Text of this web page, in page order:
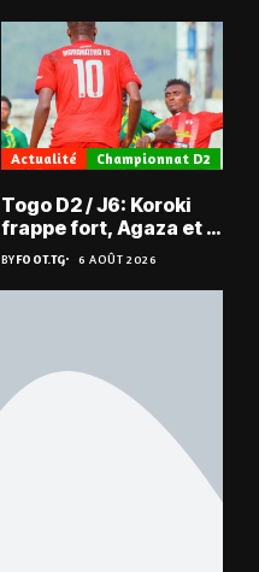
Actualité Championnat D2
Togo D2 / J6: Koroki
frappe fort, Agaza et la
JCA assurent,
suspense avant Sara
FC – Doumbé FC
BYFOOT.TG 6 AOÛT 2026